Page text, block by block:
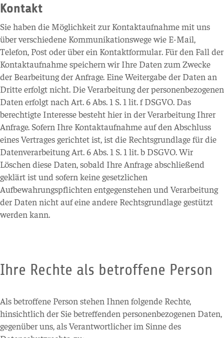
Kontakt
Sie haben die Möglichkeit zur Kontaktaufnahme mit uns
über verschiedene Kommunikationswege wie E-Mail,
Telefon, Post oder über ein Kontaktformular. Für den Fall der
Kontaktaufnahme speichern wir Ihre Daten zum Zwecke
der Bearbeitung der Anfrage. Eine Weitergabe der Daten an
Dritte erfolgt nicht. Die Verarbeitung der personenbezogenen
Daten erfolgt nach Art. 6 Abs. 1 S. 1 lit. f DSGVO. Das
berechtigte Interesse besteht hier in der Verarbeitung Ihrer
Anfrage. Sofern Ihre Kontaktaufnahme auf den Abschluss
eines Vertrages gerichtet ist, ist die Rechtsgrundlage für die
Datenverarbeitung Art. 6 Abs. 1 S. 1 lit. b DSGVO. Wir
Löschen diese Daten, sobald Ihre Anfrage abschließend
geklärt ist und sofern keine gesetzlichen
Aufbewahrungspflichten entgegenstehen und Verarbeitung
der Daten nicht auf eine andere Rechtsgrundlage gestützt
werden kann.
Ihre Rechte als betroffene Person
Als betroffene Person stehen Ihnen folgende Rechte,
hinsichtlich der Sie betreffenden personenbezogenen Daten,
gegenüber uns, als Verantwortlicher im Sinne des